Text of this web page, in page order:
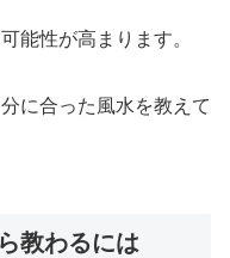
能性が高まります。
に合った風水を教えて
教わるには